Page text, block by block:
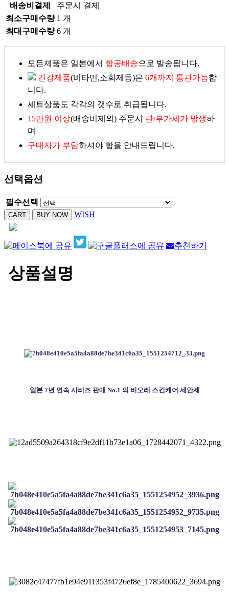
배송비결제
주문시 결제
최소구매수량 1 개
최대구매수량 6 개
모든제품은 일본에서 항공배송으로 발송됩니다.
건강제품(비타민,소화제등)은 6개까지 통관가능합
니다.
세트상품도 각각의 갯수로 취급됩니다.
15만원 이상(배송비제외) 주문시 관/부가세가 발생하
며
구매자가 부담하셔야 함을 안내드립니다.
선택옵션
필수선택
WISH
추천하기
상품설명
일본 7년 연속 시리즈 판매 No.1 의 비오레 스킨케어 세안제